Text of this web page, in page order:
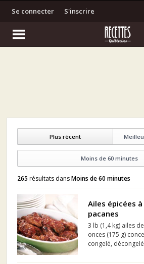
S'inscrire
Se connecter
Plus récent
Moins de 60 minutes
265 résultats dansMoins de 60 minutes
Ailes épicées
pacanes
3 lb (1,4 kg) ailes
onces (175 g)
congelé,
pacanes,